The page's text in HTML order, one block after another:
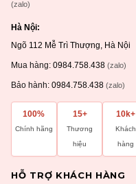
(zalo)
Hà Nội:
Ngõ 112 Mễ Trì Thượng, Hà Nội
Mua hàng: 0984.758.438 (zalo)
Bảo hành: 0984.758.438 (zalo)
100%
Chính hãng
15+
Thương
hiệu
10k+
Khách
hàng
HỖ TRỢ KHÁCH HÀNG